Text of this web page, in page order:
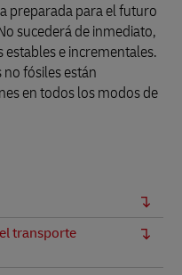
preparada para el futuro
sucederá de inmediato,
estables e incrementales.
fósiles están
en todos los modos de
transporte